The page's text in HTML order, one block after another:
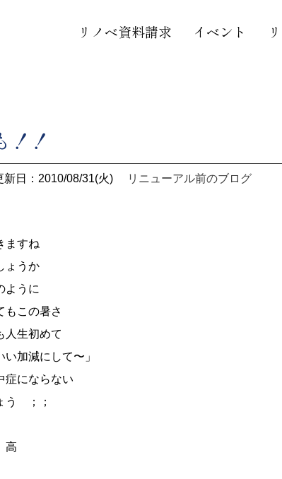
リノベ資料請求 イベント
！
新日：2010/08/31(火) リニューアル前のブログ
すね
ょうか
ように
この暑さ
人生初めて
加減にして〜」
症にならない
う ；；